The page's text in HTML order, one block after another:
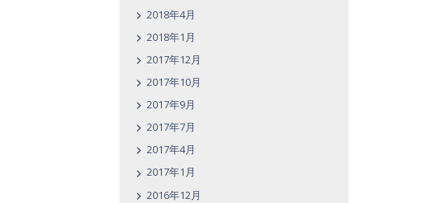
2018年4月
2018年1月
2017年12月
2017年10月
2017年9月
2017年7月
2017年4月
2017年1月
2016年12月